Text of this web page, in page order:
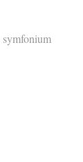
symfonium